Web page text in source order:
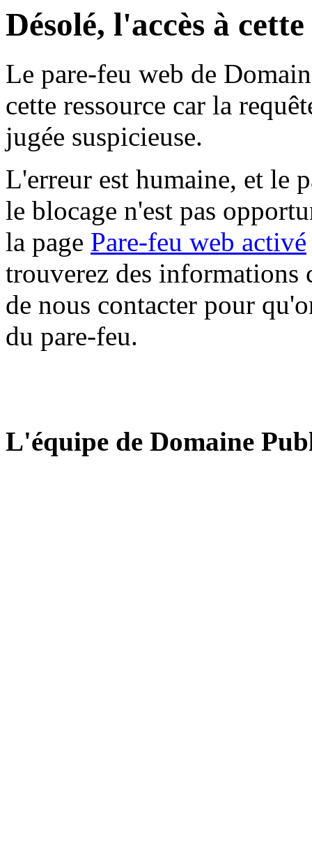
Désolé, l'accès à
Le pare-feu web de
cette ressource car la
jugée suspicieuse.
L'erreur est humaine, et le
le blocage n'est pas
la page Pare-feu web activé
trouverez des informations
de nous contacter pour
du pare-feu.
L'équipe de Domaine